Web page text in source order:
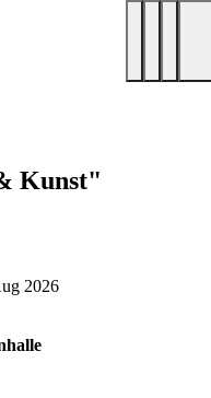
Kunst"
2026